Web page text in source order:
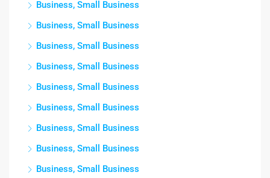
Business, Small Business
Business, Small Business
Business, Small Business
Business, Small Business
Business, Small Business
Business, Small Business
Business, Small Business
Business, Small Business
Business, Small Business